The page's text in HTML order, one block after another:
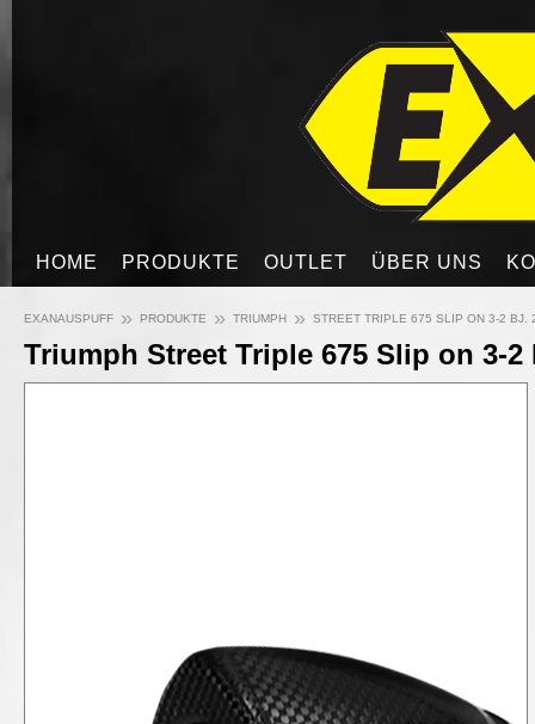
HOME PRODUKTE OUTLET ÜBER UNS
EXANAUSPUFF » PRODUKTE » TRIUMPH » STREET TRIPLE 675 SLIP ON 3-2 BJ.
Triumph Street Triple 675 Slip on 3-